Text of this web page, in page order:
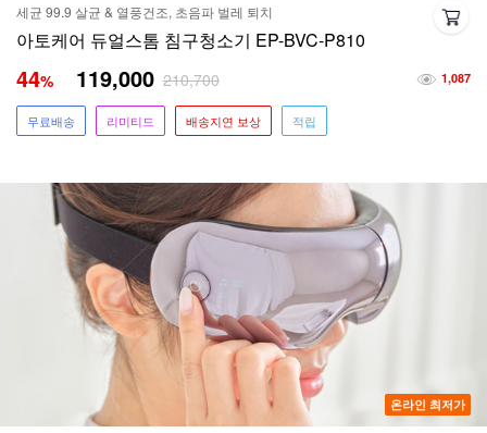
세균 99.9 살균 & 열풍건조, 초음파 벌레 퇴치
아토케어 듀얼스톰 침구청소기 EP-BVC-P810
1,087
44% 119,000 210,700
무료배송 리미티드 배송지연 보상 적립
온라인 최저가